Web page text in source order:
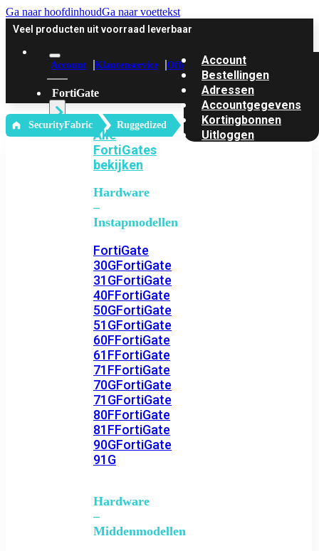
Ga naar hoofdinhoudGa naar voettekst
Veel producten uit voorraad leverbaar
Account Klantenservice Offerte
FortiGate
Alle
FortiGates
bekijken
Hardware
–
Instapmodellen
FortiGate
30GFortiGate
31GFortiGate
40FFortiGate
50GFortiGate
51GFortiGate
60FFortiGate
61FFortiGate
71FFortiGate
70GFortiGate
71GFortiGate
80FFortiGate
81FFortiGate
90GFortiGate
91G
Hardware
–
Middenmodellen
Account
Bestellingen
Adressen
Accountgegevens
Kortingbonnen
Uitloggen
‎ SecurityFabric Ruggedized